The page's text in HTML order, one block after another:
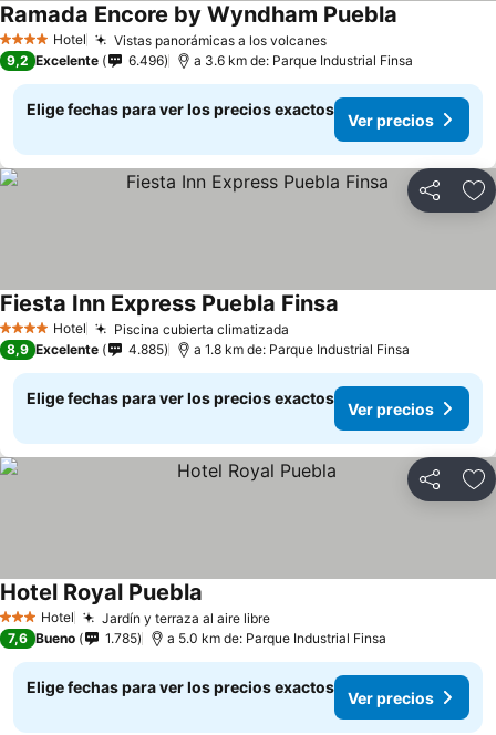
4 EstrellasHotel Vistas panorámicas a los volcanes
Ramada Encore by Wyndham Puebla
9,2 Excelente 6.496 a 3.6 km de: Parque Industrial Finsa
Elige fechas para ver los precios exactos
Ver precios
Compartir
4 EstrellasHotel Piscina cubierta climatizada
Fiesta Inn Express Puebla Finsa
8,9 Excelente 4.885 a 1.8 km de: Parque Industrial Finsa
Elige fechas para ver los precios exactos
Ver precios
Compartir
3 Estrellas
Hotel Jardín y terraza al aire libre
Hotel Royal Puebla
7,6 Bueno 1.785 a 5.0 km de: Parque Industrial Finsa
Elige fechas para ver los precios exactos
Ver precios